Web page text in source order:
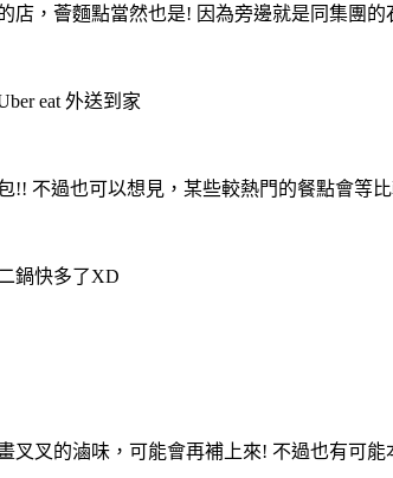
店，薈麵點當然也是! 因為旁邊就是同集團
eat 外送到家
!! 不過也可以想見，某些較熱門的餐點會等
鍋快多了XD
叉叉的滷味，可能會再補上來! 不過也有可